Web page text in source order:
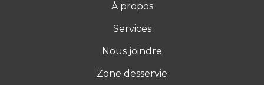
À propos
Services
Nous joindre
Zone desservie